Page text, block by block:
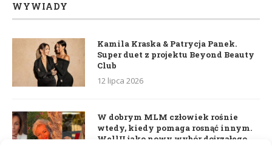
WYWIADY
Kamila Kraska & Patrycja Panek.
Super duet z projektu Beyond Beauty
Club
12 lipca 2026
W dobrym MLM człowiek rośnie
wtedy, kiedy pomaga rosnąć innym.
WellU jako nowy wybór dojrzałego